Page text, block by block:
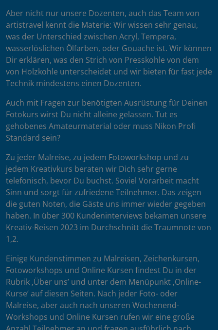
Aber nicht nur unsere Dozenten, auch das Team von
artistravel kennt die Materie: Wir wissen sehr genau,
was der Unterschied zwischen Acryl, Tempera,
wasserlöslichen Ölfarben, oder Gouache ist. Wir können
Dir erklären, was den Strich von Presskohle von dem
von Holzkohle unterscheidet und wir bieten für fast jede
Technik mindestens einen Dozenten.
Auch mit Fragen zur benötigten Ausrüstung für Deinen
Fotokurs wirst Du nicht alleine gelassen. Tut es
gehobenes Amateurmaterial oder muss Nikon Profi
Standard sein?
Zu jeder Malreise, zu jedem Fotoworkshop und zu
jedem Kreativkurs beraten wir Dich sehr gerne
telefonisch, bevor Du buchst. Soviel Vorarbeit macht
Sinn und sorgt für zufriedene Teilnehmer. Das zeigen
die guten Noten, die Gäste uns immer wieder gegeben
haben. In über 300 Kundeninterviews bekamen unsere
Kreativ-Reisen 2023 im Durchschnitt die Traumnote von
1,2.
Einige Kundenstimmen zu Malreisen, Zeichenkursen,
Fotoworkshops und Online Kursen findest Du in der
Rubrik ‚Über uns’ und unter dem Menüpunkt ‚Online-
Kurse’ auf diesen Seiten. Nach jeder Foto- oder
Malreise, aber auch nach unseren Wochenend-
Workshops und Online Kursen rufen wir eine große